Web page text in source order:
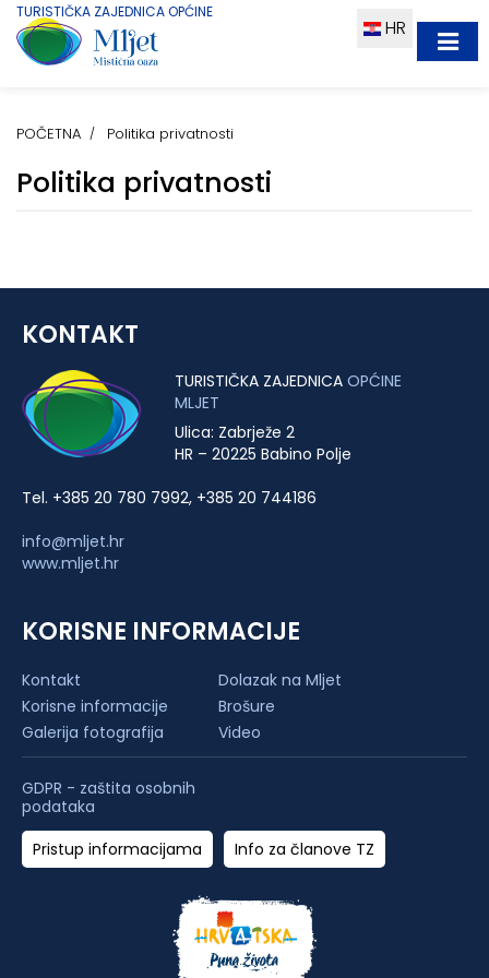
TURISTIČKA ZAJEDNICA OPĆINE
HR
POČETNA Politika privatnosti
Politika privatnosti
KONTAKT
TURISTIČKA ZAJEDNICA OPĆINE
MLJET
Ulica: Zabrježe 2
HR – 20225 Babino Polje
Tel. +385 20 780 7992, +385 20 744186
info@mljet.hr
www.mljet.hr
KORISNE INFORMACIJE
Kontakt
Dolazak na Mljet
Korisne informacije
Brošure
Galerija fotografija
Video
GDPR - zaštita osobnih
podataka
Pristup informacijama
Info za članove TZ